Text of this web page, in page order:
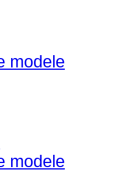
modele
modele